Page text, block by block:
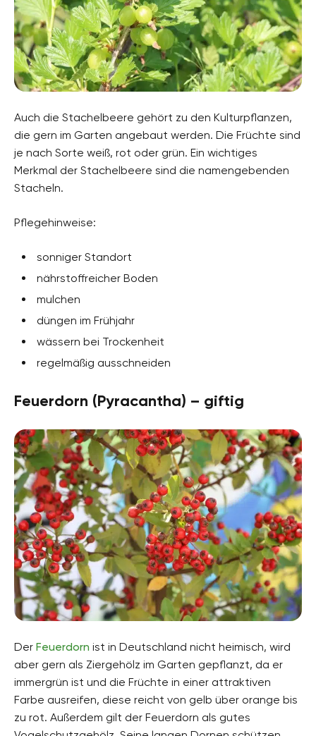
Auch die Stachelbeere gehört zu den Kulturpflanzen,
die gern im Garten angebaut werden. Die Früchte sind
je nach Sorte weiß, rot oder grün. Ein wichtiges
Merkmal der Stachelbeere sind die namengebenden
Stacheln.
Pflegehinweise:
sonniger Standort
nährstoffreicher Boden
mulchen
düngen im Frühjahr
wässern bei Trockenheit
regelmäßig ausschneiden
Feuerdorn (Pyracantha) – giftig
Der Feuerdorn ist in Deutschland nicht heimisch, wird
aber gern als Ziergehölz im Garten gepflanzt, da er
immergrün ist und die Früchte in einer attraktiven
Farbe ausreifen, diese reicht von gelb über orange bis
zu rot. Außerdem gilt der Feuerdorn als gutes